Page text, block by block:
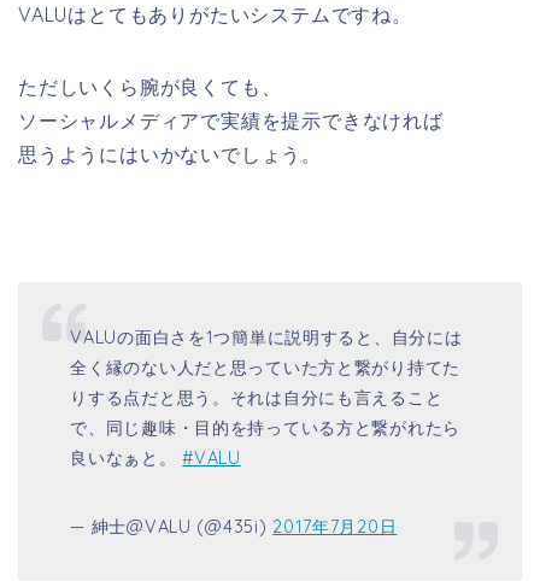
VALUはとてもありがたいシステムですね。
ただしいくら腕が良くても、
ソーシャルメディアで実績を提示できなければ
思うようにはいかないでしょう。
VALUの面白さを1つ簡単に説明すると、自分には
全く縁のない人だと思っていた方と繋がり持てた
りする点だと思う。それは自分にも言えること
で、同じ趣味・目的を持っている方と繋がれたら
良いなぁと。#VALU
— 紳士@VALU (@435i) 2017年7月20日